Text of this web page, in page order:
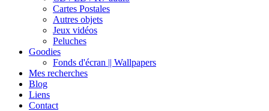
Cartes Postales
Autres objets
Jeux vidéos
Peluches
Goodies
Fonds d'écran || Wallpapers
Mes recherches
Blog
Liens
Contact